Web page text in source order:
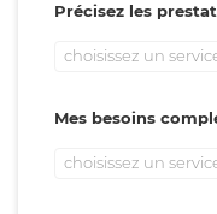
Précisez les
choisissez un
Mes besoins
choisissez un